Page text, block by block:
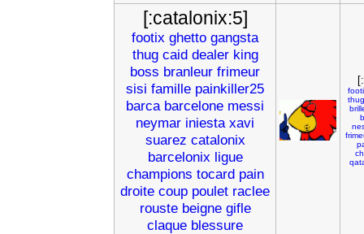
[:catalonix:5]
footix ghetto gangsta
thug caid dealer king
boss branleur frimeur
sisi famille painkiller25
barca barcelone messi
neymar iniesta xavi
suarez catalonix
barcelonix ligue
champions tocard pain
droite coup poulet raclee
rouste beigne gifle
claque blessure
thug